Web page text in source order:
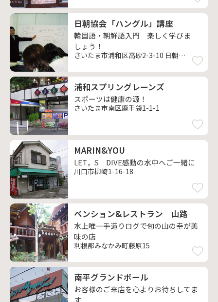
日朝協会「ハングル」講座
韓国語・朝鮮語入門 楽しく学びま
しょう！
さいたま市浦和区高砂2-3-10 日朝協会埼玉県連合会
浦和スプリングレーンズ
スポーツは健康の源！
さいたま市南区鹿手袋1-1-1
MARIN&YOU
LET，S DIVE感動の水中へご一緒に
川口市柳崎1-16-18
ペンション&レストラン 山路
水上唯一手造りログで旬の山の幸が美
味の店
利根郡みなかみ町藤原15
南平グランドボール
お客様のご来店を心よりお待ちしてま
す